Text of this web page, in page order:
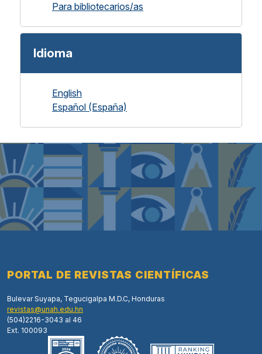
Para bibliotecarios/as
Idioma
English
Español (España)
PORTAL DE REVISTAS CIENTÍFICAS
Bulevar Suyapa, Tegucigalpa M.D.C, Honduras
revistas@unah.edu.hn
(504)2216-3043 al 46
Ext. 100093